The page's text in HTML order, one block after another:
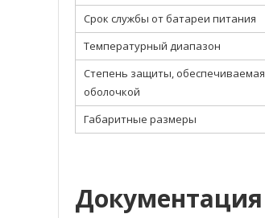
Срок службы от батареи питания
Температурный диапазон
Степень защиты, обеспечиваемая
оболочкой
Габаритные размеры
Документация